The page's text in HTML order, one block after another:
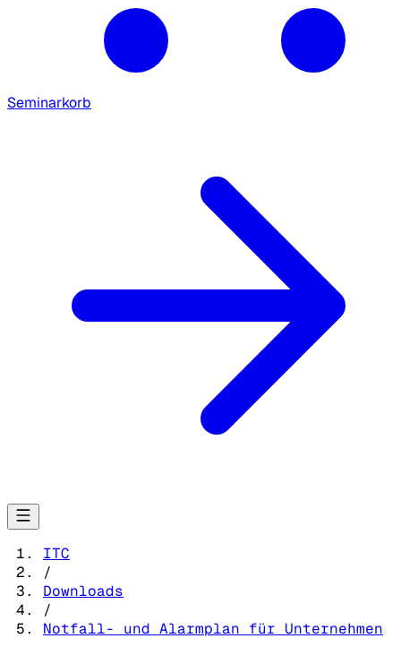
Seminarkorb
ITC
/
Downloads
/
Notfall- und Alarmplan für Unternehmen